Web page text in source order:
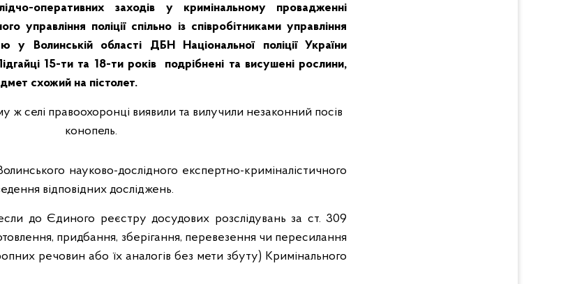
оперативних заходів у кримінальному провадженні
управління поліції спільно із співробітниками управління
у Волинській області ДБН Національної поліції України
15-ти та 18-ти років подрібнені та висушені рослини,
схожий на пістолет.
ж селі правоохоронці виявили та вилучили незаконний посів
конопель.
науково-дослідного експертно-криміналістичного
відповідних досліджень.
до Єдиного реєстру досудових розслідувань за ст. 309
придбання, зберігання, перевезення чи пересилання
речовин або їх аналогів без мети збуту) Кримінального